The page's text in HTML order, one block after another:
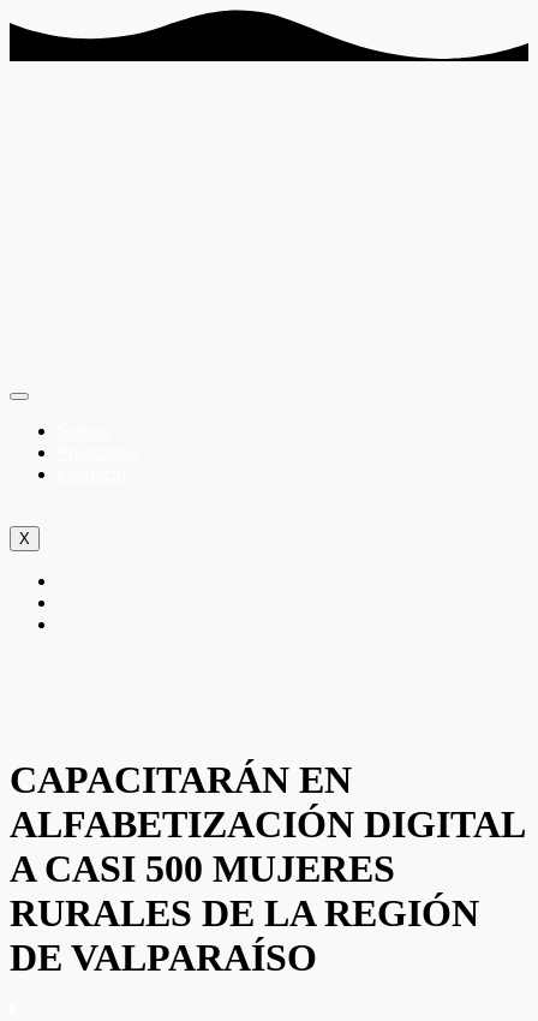
X
CAPACITARÁN EN
ALFABETIZACIÓN DIGITAL
A CASI 500 MUJERES
RURALES DE LA REGIÓN
DE VALPARAÍSO